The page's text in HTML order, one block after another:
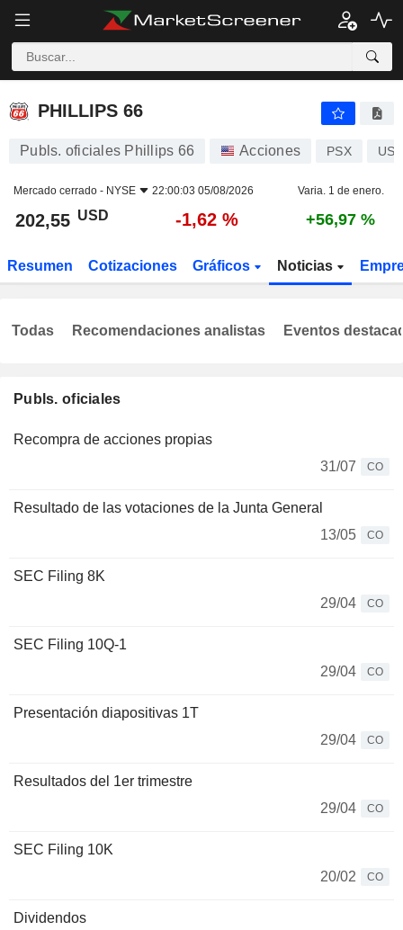
PHILLIPS 66
PHILLIPS 66
Publs. oficiales Phillips 66 Acciones PSX
Mercado cerrado - NYSE 22:00:03 05/08/2026 Varia. 1 de enero.
202,55 USD -1,62 % +56,97 %
Resumen Cotizaciones Gráficos Noticias
Publs. oficiales
Recompra de acciones propias
31/07
CO
Resultado de las votaciones de la Junta General
13/05
CO
SEC Filing 8K
29/04
CO
SEC Filing 10Q-1
29/04
CO
Presentación diapositivas 1T
29/04
CO
Resultados del 1er trimestre
29/04
CO
SEC Filing 10K
20/02
CO
Dividendos
Todas Recomendaciones analistas Eventos